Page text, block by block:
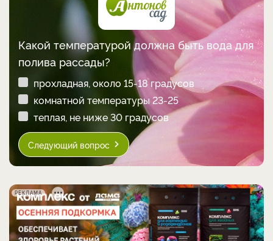
Какой температурой должна быть вода для
полива рассады?
прохладная, около 15-18 градусов
комнатной температуры 23-25
теплая, не ниже 30 градусов
Следующий вопрос
РЕКЛАМА